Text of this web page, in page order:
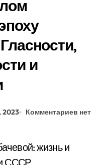
и
2023 Комментариев нет